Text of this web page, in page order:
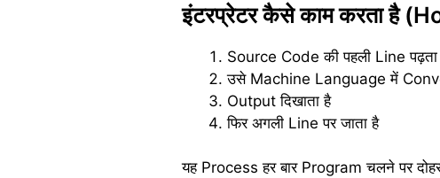
इंटरप्रेटर कैसे काम करता है
Source Code की पहली Line पढ़ता
उसे Machine Language में
Output दिखाता है
फिर अगली Line पर जाता है
यह Process हर बार Program चलने पर